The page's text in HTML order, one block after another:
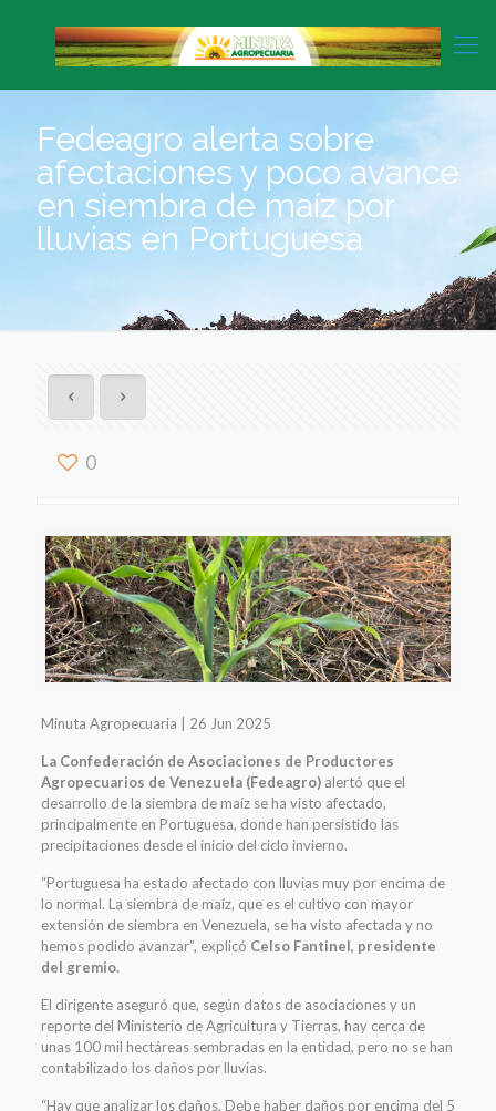
Fedeagro alerta sobre
afectaciones y poco avance
en siembra de maíz por
lluvias en Portuguesa
0
Minuta Agropecuaria | 26 Jun 2025
La Confederación de Asociaciones de Productores
Agropecuarios de Venezuela (Fedeagro)alertó que el
desarrollo de la siembra de maíz se ha visto afectado,
principalmente en Portuguesa, donde han persistido las
precipitaciones desde el inicio del ciclo invierno.
“Portuguesa ha estado afectado con lluvias muy por encima de
lo normal. La siembra de maíz, que es el cultivo con mayor
extensión de siembra en Venezuela, se ha visto afectada y no
hemos podido avanzar”, explicó Celso Fantinel, presidente
del gremio.
El dirigente aseguró que, según datos de asociaciones y un
reporte del Ministerio de Agricultura y Tierras, hay cerca de
unas 100 mil hectáreas sembradas en la entidad, pero no se han
contabilizado los daños por lluvias.
“Hay que analizar los daños. Debe haber daños por encima del 5